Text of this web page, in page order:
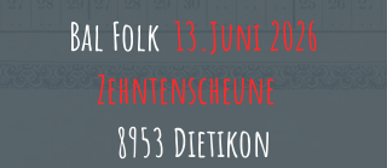
Bal Folk 13.Juni 2026
Zehntenscheune
8953 Dietikon